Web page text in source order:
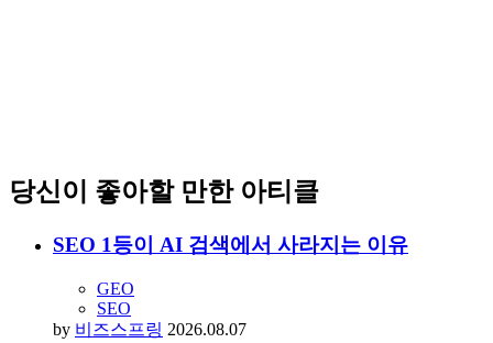
당신이 좋아할 만한 아티클
SEO 1등이 AI 검색에서 사라지는 이유
GEO
SEO
by 비즈스프링 2026.08.07